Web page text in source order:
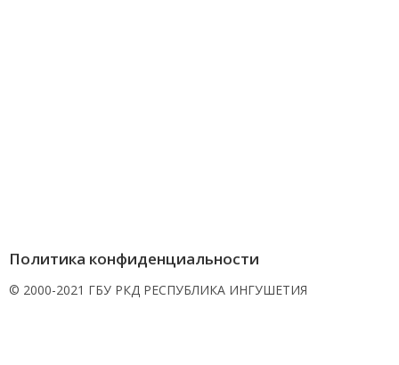
Политика конфиденциальности
© 2000-2021 ГБУ РКД РЕСПУБЛИКА ИНГУШЕТИЯ